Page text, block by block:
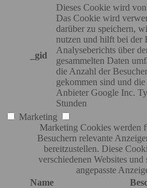
_gid
Dieses Cookie wird
Das Cookie wird
darüber zu speichern,
nutzen und hilft bei der
Analyseberichts über
gesammelten Daten
die Anzahl der
gekommen sind und
Anbieter Google Inc.
Stunden
Marketing
Marketing Cookies werden
Besuchern relevante
bereitzustellen. Diese
verschiedenen Websites
angepasste
Name